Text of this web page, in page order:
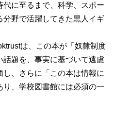
に至るまで、科学、スポー
分野で活躍してきた黒人イギ
は、この本が「奴隷制度
題を、事実に基づいて遠慮
、さらに「この本は情報に
、学校図書館には必須の一